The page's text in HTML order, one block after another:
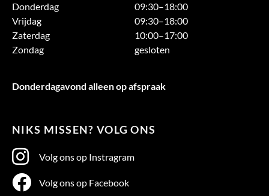
Donderdag
09:30–18:00
Vrijdag
09:30–18:00
Zaterdag
10:00–17:00
Zondag
gesloten
Donderdagavond alleen op afspraak
NIKS MISSEN? VOLG ONS
Volg ons op Instragram
Volg ons op Facebook